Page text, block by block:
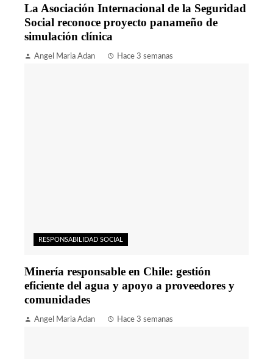
La Asociación Internacional de la Seguridad
Social reconoce proyecto panameño de
simulación clínica
Angel Maria Adan Hace 3 semanas
RESPONSABILIDAD SOCIAL
Minería responsable en Chile: gestión
eficiente del agua y apoyo a proveedores y
comunidades
Angel Maria Adan Hace 3 semanas